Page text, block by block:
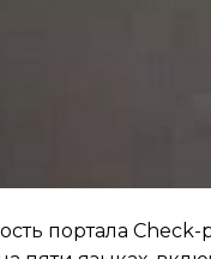
портала